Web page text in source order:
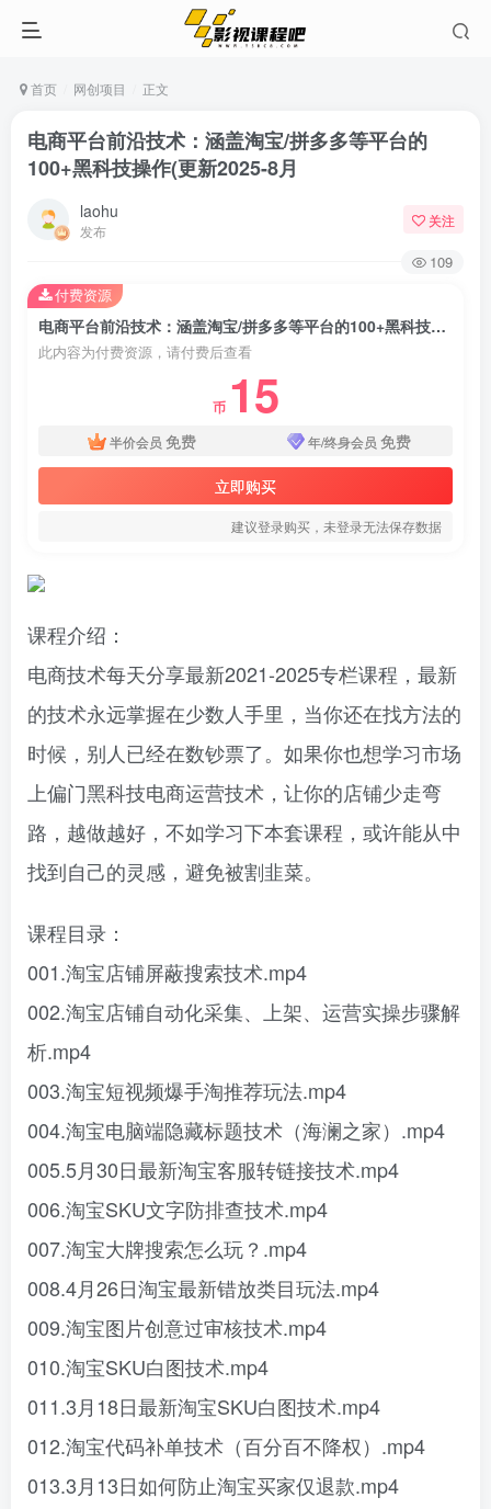
首页 网创项目 正文
电商平台前沿技术：涵盖淘宝/拼多多等平台的
100+黑科技操作(更新2025-8月
laohu
发布
关注
109
电商平台前沿技术：涵盖淘宝/拼多多等平台的100+黑科技操作(更新2025-8月
此内容为付费资源，请付费后查看
币 15
半价会员 免费 年/终身会员 免费
立即购买
建议登录购买，未登录无法保存数据
付费资源
课程介绍：
电商技术每天分享最新2021-2025专栏课程，最新
的技术永远掌握在少数人手里，当你还在找方法的
时候，别人已经在数钞票了。如果你也想学习市场
上偏门黑科技电商运营技术，让你的店铺少走弯
路，越做越好，不如学习下本套课程，或许能从中
找到自己的灵感，避免被割韭菜。
课程目录：
001.淘宝店铺屏蔽搜索技术.mp4
002.淘宝店铺自动化采集、上架、运营实操步骤解
析.mp4
003.淘宝短视频爆手淘推荐玩法.mp4
004.淘宝电脑端隐藏标题技术（海澜之家）.mp4
005.5月30日最新淘宝客服转链接技术.mp4
006.淘宝SKU文字防排查技术.mp4
007.淘宝大牌搜索怎么玩？.mp4
008.4月26日淘宝最新错放类目玩法.mp4
009.淘宝图片创意过审核技术.mp4
010.淘宝SKU白图技术.mp4
011.3月18日最新淘宝SKU白图技术.mp4
012.淘宝代码补单技术（百分百不降权）.mp4
013.3月13日如何防止淘宝买家仅退款.mp4